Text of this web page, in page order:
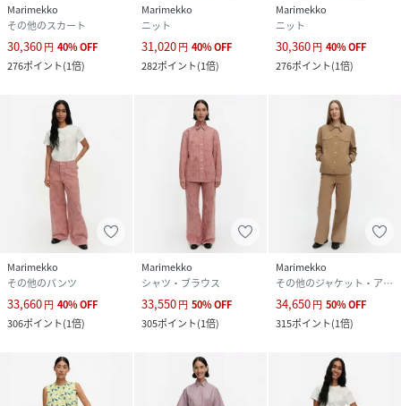
Marimekko
その他のスカート
30,360円 40%OFF
276ポイント(1倍)
Marimekko
ニット
31,020円 40%OFF
282ポイント(1倍)
Marimekko
ニット
30,360円 40%OFF
276ポイント(1倍)
Marimekko
その他のパンツ
33,660円 40%OFF
306ポイント(1倍)
Marimekko
シャツ・ブラウス
33,550円 50%OFF
305ポイント(1倍)
Marimekko
その他のジャケット・アウター
34,650円 50%OFF
315ポイント(1倍)